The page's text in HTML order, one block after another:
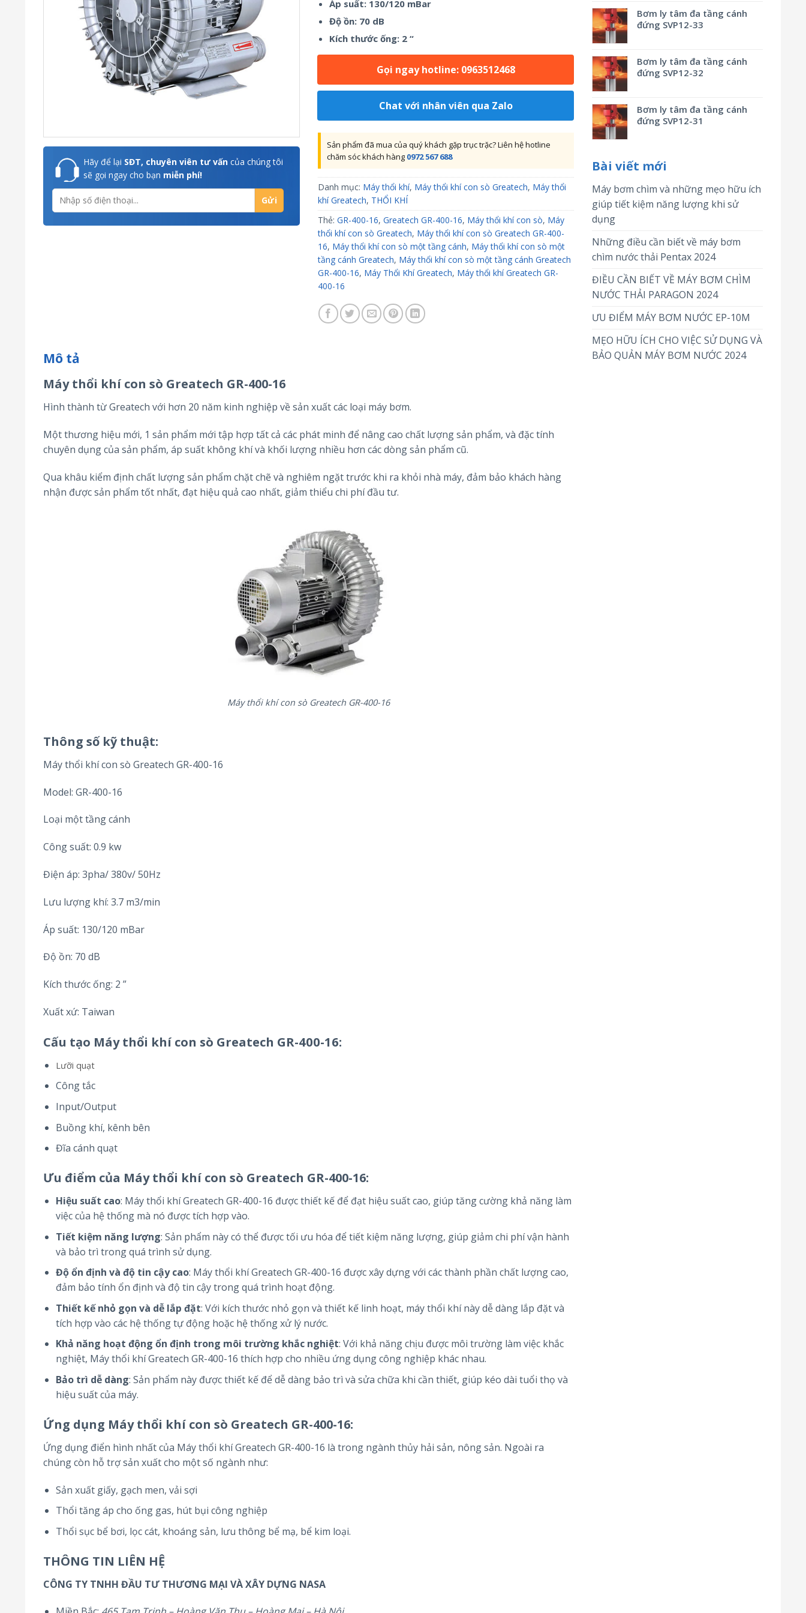
Bơm ly tâm đa tầng cánh
đứng SVP12-33
Bơm ly tâm đa tầng cánh
đứng SVP12-32
Bơm ly tâm đa tầng cánh
đứng SVP12-31
Bài viết mới
Máy bơm chìm và những mẹo hữu ích
giúp tiết kiệm năng lượng khi sử
dụng
Những điều cần biết về máy bơm
chìm nước thải Pentax 2024
ĐIỀU CẦN BIẾT VỀ MÁY BƠM CHÌM
NƯỚC THẢI PARAGON 2024
ƯU ĐIỂM MÁY BƠM NƯỚC EP-10M
MẸO HỮU ÍCH CHO VIỆC SỬ DỤNG VÀ
BẢO QUẢN MÁY BƠM NƯỚC 2024
Hãy để lại SĐT, chuyên viên tư vấn của chúng tôi
sẽ gọi ngay cho bạn miễn phí!
Áp suất: 130/120 mBar
Độ ồn: 70 dB
Kích thước ống: 2 “
Gọi ngay hotline: 0963512468
Chat với nhân viên qua Zalo
Sản phẩm đã mua của quý khách gặp trục trặc? Liên hệ hotline
chăm sóc khách hàng 0972 567 688
Danh mục: Máy thổi khí, Máy thổi khí con sò Greatech, Máy thổi
khí Greatech, THỔI KHÍ
Thẻ: GR-400-16, Greatech GR-400-16, Máy thổi khí con sò, Máy
thổi khí con sò Greatech, Máy thổi khí con sò Greatech GR-400-
16, Máy thổi khí con sò một tầng cánh, Máy thổi khí con sò một
tầng cánh Greatech, Máy thổi khí con sò một tầng cánh Greatech
GR-400-16, Máy Thổi Khí Greatech, Máy thổi khí Greatech GR-
400-16
Mô tả
Máy thổi khí con sò Greatech GR-400-16
Hình thành từ Greatech với hơn 20 năm kinh nghiệp về sản xuất các loại máy bơm.
Một thương hiệu mới, 1 sản phẩm mới tập hợp tất cả các phát minh để nâng cao chất lượng sản phẩm, và đặc tính
chuyên dụng của sản phẩm, áp suất không khí và khối lượng nhiều hơn các dòng sản phẩm cũ.
Qua khâu kiểm định chất lượng sản phẩm chặt chẽ và nghiêm ngặt trước khi ra khỏi nhà máy, đảm bảo khách hàng
nhận được sản phẩm tốt nhất, đạt hiệu quả cao nhất, giảm thiểu chi phí đầu tư.
Máy thổi khí con sò Greatech GR-400-16
Thông số kỹ thuật:
Máy thổi khí con sò Greatech GR-400-16
Model: GR-400-16
Loại một tầng cánh
Công suất: 0.9 kw
Điện áp: 3pha/ 380v/ 50Hz
Lưu lượng khí: 3.7 m3/min
Áp suất: 130/120 mBar
Độ ồn: 70 dB
Kích thước ống: 2 ”
Xuất xứ: Taiwan
Cấu tạo Máy thổi khí con sò Greatech GR-400-16:
Lưỡi quạt
Công tắc
Input/Output
Buồng khí, kênh bên
Đĩa cánh quạt
Ưu điểm của Máy thổi khí con sò Greatech GR-400-16:
Hiệu suất cao: Máy thổi khí Greatech GR-400-16 được thiết kế để đạt hiệu suất cao, giúp tăng cường khả năng làm
việc của hệ thống mà nó được tích hợp vào.
Tiết kiệm năng lượng: Sản phẩm này có thể được tối ưu hóa để tiết kiệm năng lượng, giúp giảm chi phí vận hành
và bảo trì trong quá trình sử dụng.
Độ ổn định và độ tin cậy cao: Máy thổi khí Greatech GR-400-16 được xây dựng với các thành phần chất lượng cao,
đảm bảo tính ổn định và độ tin cậy trong quá trình hoạt động.
Thiết kế nhỏ gọn và dễ lắp đặt: Với kích thước nhỏ gọn và thiết kế linh hoạt, máy thổi khí này dễ dàng lắp đặt và
tích hợp vào các hệ thống tự động hoặc hệ thống xử lý nước.
Khả năng hoạt động ổn định trong môi trường khắc nghiệt: Với khả năng chịu được môi trường làm việc khắc
nghiệt, Máy thổi khí Greatech GR-400-16 thích hợp cho nhiều ứng dụng công nghiệp khác nhau.
Bảo trì dễ dàng: Sản phẩm này được thiết kế để dễ dàng bảo trì và sửa chữa khi cần thiết, giúp kéo dài tuổi thọ và
hiệu suất của máy.
Ứng dụng Máy thổi khí con sò Greatech GR-400-16:
Ứng dụng điển hình nhất của Máy thổi khí Greatech GR-400-16 là trong ngành thủy hải sản, nông sản. Ngoài ra
chúng còn hỗ trợ sản xuất cho một số ngành như:
Sản xuất giấy, gạch men, vải sợi
Thổi tăng áp cho ống gas, hút bụi công nghiệp
Thổi sục bể bơi, lọc cát, khoáng sản, lưu thông bể mạ, bể kim loại.
THÔNG TIN LIÊN HỆ
CÔNG TY TNHH ĐẦU TƯ THƯƠNG MẠI VÀ XÂY DỰNG NASA